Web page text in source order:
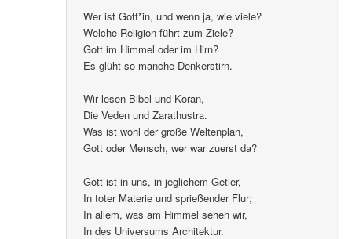
Wer ist Gott*in, und wenn ja, wie viele?
Welche Religion führt zum Ziele?
Gott im Himmel oder im Hirn?
Es glüht so manche Denkerstirn.
Wir lesen Bibel und Koran,
Die Veden und Zarathustra.
Was ist wohl der große Weltenplan,
Gott oder Mensch, wer war zuerst da?
Gott ist in uns, in jeglichem Getier,
In toter Materie und sprießender Flur;
In allem, was am Himmel sehen wir,
In des Universums Architektur.